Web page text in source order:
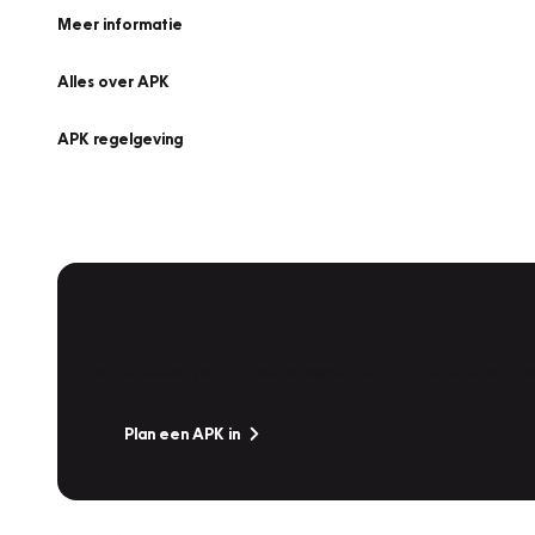
Meer informatie
Alles over APK
APK regelgeving
Plan een APK in